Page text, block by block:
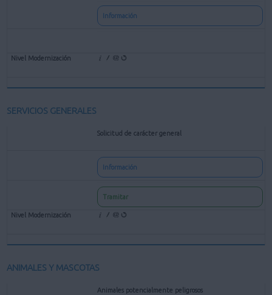
Información
SERVICIOS GENERALES
Solicitud de carácter general
Información
Tramitar
ANIMALES Y MASCOTAS
Animales potencialmente peligrosos